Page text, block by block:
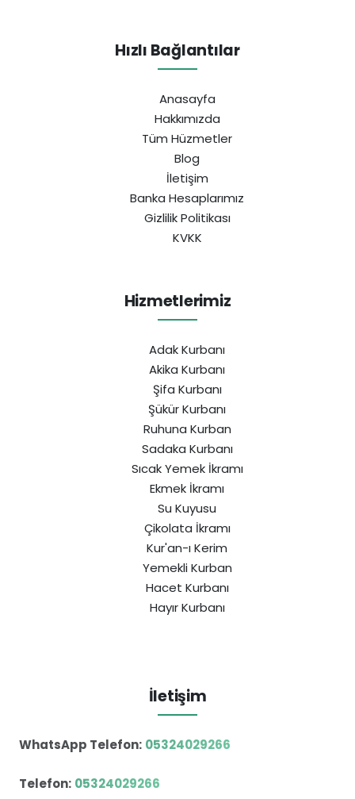
Hızlı Bağlantılar
Anasayfa
Hakkımızda
Tüm Hüzmetler
Blog
İletişim
Banka Hesaplarımız
Gizlilik Politikası
KVKK
Hizmetlerimiz
Adak Kurbanı
Akika Kurbanı
Şifa Kurbanı
Şükür Kurbanı
Ruhuna Kurban
Sadaka Kurbanı
Sıcak Yemek İkramı
Ekmek İkramı
Su Kuyusu
Çikolata İkramı
Kur'an-ı Kerim
Yemekli Kurban
Hacet Kurbanı
Hayır Kurbanı
İletişim
WhatsApp Telefon: 05324029266
Telefon: 05324029266